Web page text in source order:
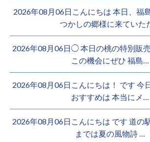
2026年08月06日こんにちは 本日、福
つかしの郷様に来ていた
2026年08月06日◯ 本日の桃の特別販
この機会にぜひ 福島…
2026年08月06日こんにちは！ です 今
おすすめは 本当にメ…
2026年08月06日こんにちは︎ です️ 道の
までは夏の風物詩 …